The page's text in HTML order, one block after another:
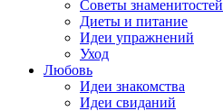
Советы знаменитостей
Диеты и питание
Идеи упражнений
Уход
Любовь
Идеи знакомства
Идеи свиданий